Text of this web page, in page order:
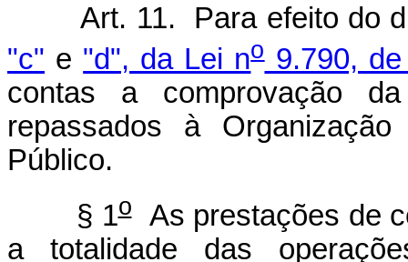
Art. 11. Para efeito do
"c" e "d", da Lei no9.790, de
contas a comprovação
repassados à
Público.
§ 1oAs prestações de
a totalidade das